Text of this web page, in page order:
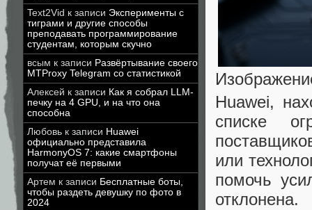
Text2Vid к записи Эксперименты с
тиграми и другие способы
преподавать программирование
студентам, которым скучно
всым к записи Развёртывание своего
MTProxy Telegram со статистикой
Алексей к записи Как я собрал LLM-
печку на 4 GPU, и на что она
способна
Любовь к записи Huawei
официально представила
HarmonyOS 7: какие смартфоны
получат её первыми
Артем к записи Бесплатные боты,
чтобы раздеть девушку по фото в
2024
Huawei,
списке
или
помочь
отклонена.